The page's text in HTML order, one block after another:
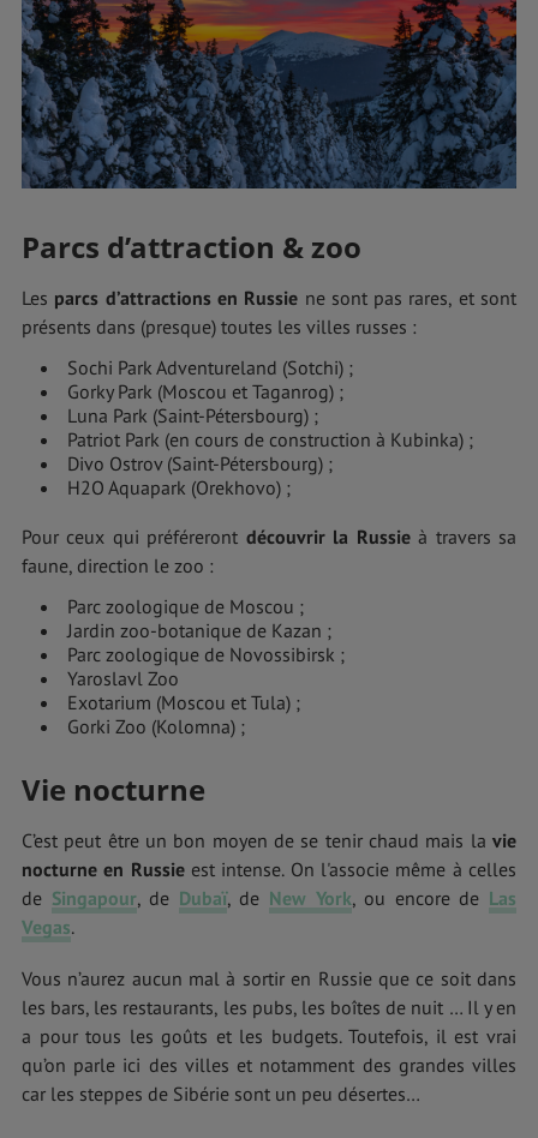
Parcs d’attraction & zoo
Les parcs d’attractions en Russie ne sont pas rares, et sont
présents dans (presque) toutes les villes russes :
Sochi Park Adventureland (Sotchi) ;
Gorky Park (Moscou et Taganrog) ;
Luna Park (Saint-Pétersbourg) ;
Patriot Park (en cours de construction à Kubinka) ;
Divo Ostrov (Saint-Pétersbourg) ;
H2O Aquapark (Orekhovo) ;
Pour ceux qui préféreront découvrir la Russieà travers sa
faune, direction le zoo :
Parc zoologique de Moscou ;
Jardin zoo-botanique de Kazan ;
Parc zoologique de Novossibirsk ;
Yaroslavl Zoo
Exotarium (Moscou et Tula) ;
Gorki Zoo (Kolomna) ;
Vie nocturne
C’est peut être un bon moyen de se tenir chaud mais la vie
nocturne en Russieest intense. On l'associe même à celles
de Singapour, de Dubaï, de New York, ou encore de Las
Vegas.
Vous n’aurez aucun mal à sortir en Russie que ce soit dans
les bars, les restaurants, les pubs, les boîtes de nuit … Il y en
a pour tous les goûts et les budgets. Toutefois, il est vrai
qu’on parle ici des villes et notamment des grandes villes
car les steppes de Sibérie sont un peu désertes…